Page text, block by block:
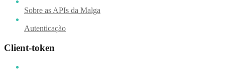
Sobre as APIs da Malga
Autenticação
Client-token